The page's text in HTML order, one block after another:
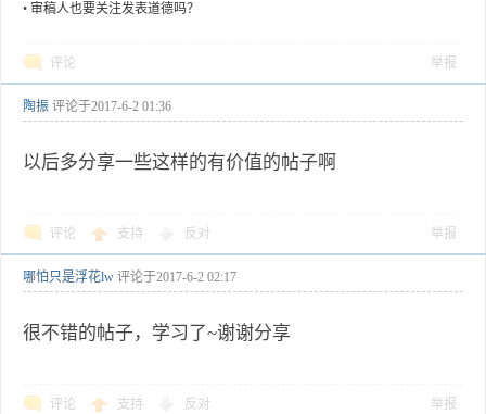
• 审稿人也要关注发表道德吗？
评论 举报
陶振 评论于2017-6-2 01:36
以后多分享一些这样的有价值的帖子啊
评论 支持 反对 举报
哪怕只是浮花lw 评论于2017-6-2 02:17
很不错的帖子，学习了~谢谢分享
评论 支持 反对 举报